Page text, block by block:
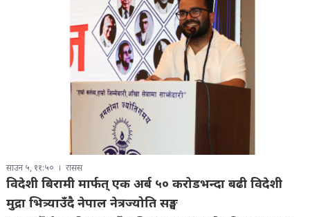
साउन ५, ११:५० रासस
विदेशी बिरामी मार्फत् एक अर्ब ५० करोडभन्दा बढी विदेशी
मुद्रा भित्र्याउँदै नेपाल नेत्रज्योति सङ्घ